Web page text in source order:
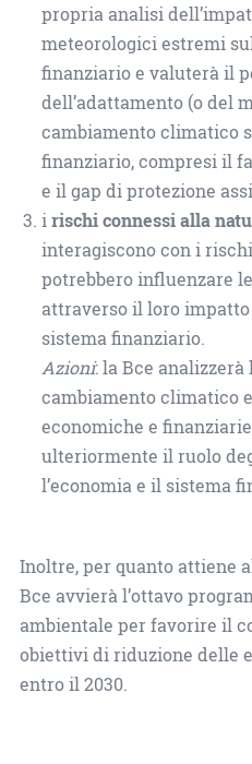
propria analisi
meteorologici estremi
finanziario e valuterà il
dell’adattamento (o del
cambiamento climatico
finanziario, compresi il
e il gap di protezione
irischi connessi alla
interagiscono con i
potrebbero influenzare
attraverso il loro impatto
sistema finanziario.
Azioni: la Bce
cambiamento climatico
economiche e
ulteriormente il ruolo
l’economia e il sistema
Inoltre, per quanto attiene
Bce avvierà l’ottavo
ambientale per favorire il
obiettivi di riduzione delle
entro il 2030.